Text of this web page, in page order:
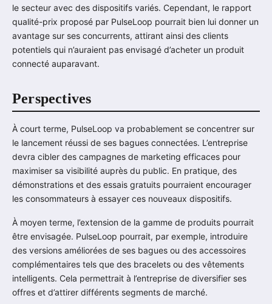
le secteur avec des dispositifs variés. Cependant, le rapport
qualité-prix proposé par PulseLoop pourrait bien lui donner un
avantage sur ses concurrents, attirant ainsi des clients
potentiels qui n’auraient pas envisagé d’acheter un produit
connecté auparavant.
Perspectives
À court terme, PulseLoop va probablement se concentrer sur
le lancement réussi de ses bagues connectées. L’entreprise
devra cibler des campagnes de marketing efficaces pour
maximiser sa visibilité auprès du public. En pratique, des
démonstrations et des essais gratuits pourraient encourager
les consommateurs à essayer ces nouveaux dispositifs.
À moyen terme, l’extension de la gamme de produits pourrait
être envisagée. PulseLoop pourrait, par exemple, introduire
des versions améliorées de ses bagues ou des accessoires
complémentaires tels que des bracelets ou des vêtements
intelligents. Cela permettrait à l’entreprise de diversifier ses
offres et d’attirer différents segments de marché.